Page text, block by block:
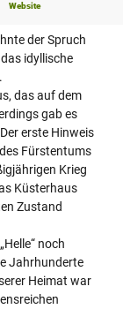
Website
der Spruch
idyllische
das auf dem
gab es
erste Hinweis
Fürstentums
Krieg
Küsterhaus
Zustand
noch
Jahrhunderte
Heimat war